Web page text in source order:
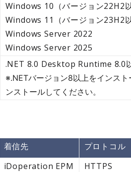
Windows 10（バージョン22H2以
Windows 11（バージョン23H2以
Windows Server 2022
Windows Server 2025
.NET 8.0 Desktop Runtime 8.0
※.NETバージョン8以上をインス
ンストールしてください。
着信先 プロトコル
iDoperation EPM
HTTPS